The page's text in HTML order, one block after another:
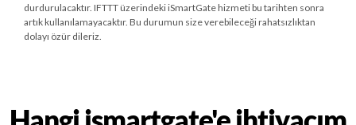
durdurulacaktır. IFTTT üzerindeki iSmartGate hizmeti bu tarihten sonra
artık kullanılamayacaktır. Bu durumun size verebileceği rahatsızlıktan
dolayı özür dileriz.